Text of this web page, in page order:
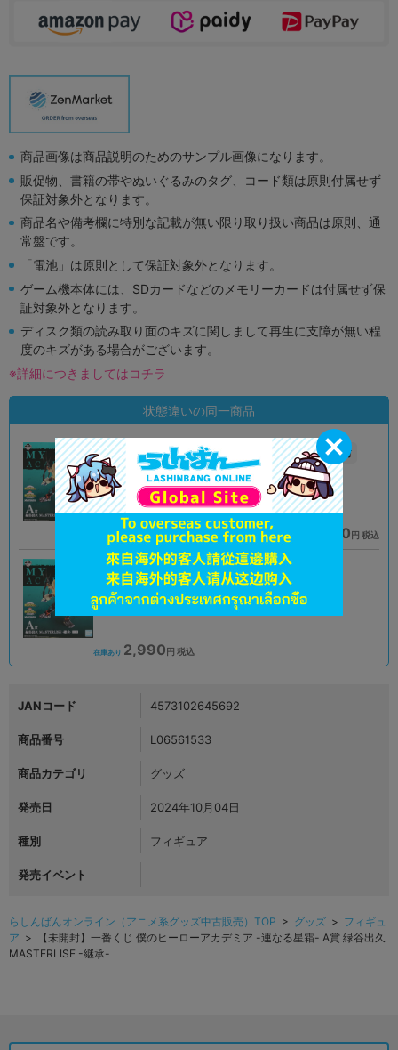
商品画像は商品説明のためのサンプル画像になります。
販促物、書籍の帯やぬいぐるみのタグ、コード類は原則付属せず
保証対象外となります。
商品名や備考欄に特別な記載が無い限り取り扱い商品は原則、通
常盤です。
「電池」は原則として保証対象外となります。
ゲーム機本体には、SDカードなどのメモリーカードは付属せず保
証対象外となります。
ディスク類の読み取り面のキズに関しまして再生に支障が無い程
度のキズがある場合がございます。
※詳細につきましてはコチラ
状態違いの同一商品
状態 : A
オンライン
品切状態 2,591円 税込
状態 : 未開封
姫路店
在庫あり 3,890円 税込
状態 : B
プライムツリー赤池店
在庫あり 2,990円 税込
JANコード 4573102645692
商品番号 L06561533
商品カテゴリ グッズ
発売日 2024年10月04日
種別 フィギュア
発売イベント
らしんばんオンライン（アニメ系グッズ中古販売）TOP > グッズ > フィギュ
ア > 【未開封】一番くじ 僕のヒーローアカデミア -連なる星霜- A賞 緑谷出久
MASTERLISE -継承-